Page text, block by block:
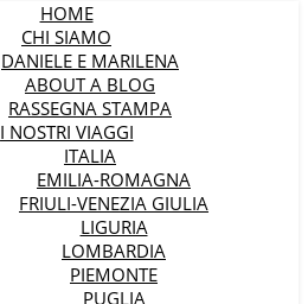
HOME
CHI SIAMO
DANIELE E MARILENA
ABOUT A BLOG
RASSEGNA STAMPA
I NOSTRI VIAGGI
ITALIA
EMILIA-ROMAGNA
FRIULI-VENEZIA GIULIA
LIGURIA
LOMBARDIA
PIEMONTE
PUGLIA